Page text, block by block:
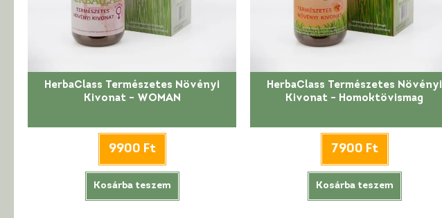
HerbaClass Természetes Növényi
Kivonat – WOMAN
9900 Ft
Kosárba teszem
HerbaClass Természetes Növényi
Kivonat – Homoktövismag
7900 Ft
Kosárba teszem